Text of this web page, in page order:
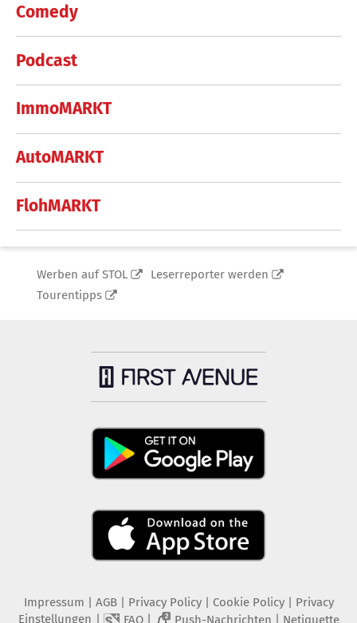
Comedy
Podcast
ImmoMARKT
AutoMARKT
FlohMARKT
Werben auf STOL
Leserreporter werden
Tourentipps
Impressum AGB Privacy Policy| Cookie Policy| Privacy
Einstellungen
FAQ| 2 Push-Nachrichten Netiquette